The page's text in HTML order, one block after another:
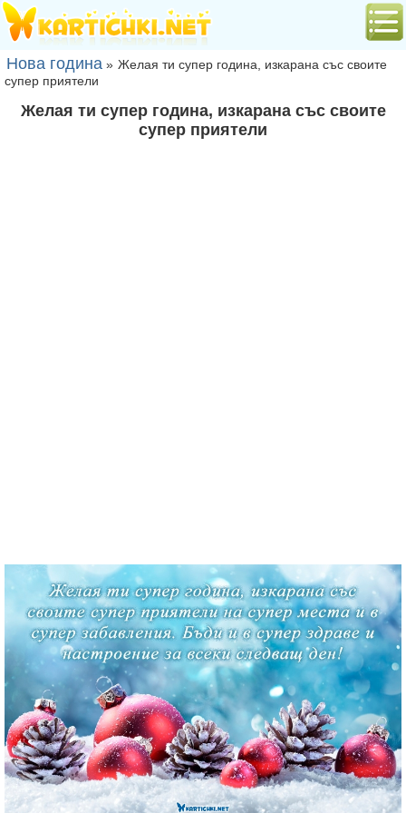
Нова година » Желая ти супер година, изкарана със своите
супер приятели
Желая ти супер година, изкарана със своите
супер приятели